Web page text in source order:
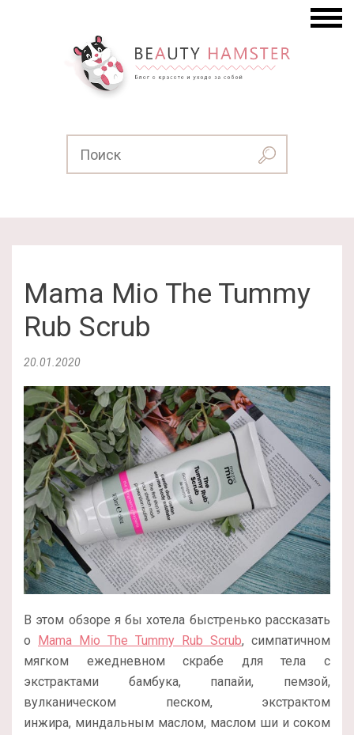
Mama Mio The Tummy
Rub Scrub
20.01.2020
В этом обзоре я бы хотела быстренько рассказать
о
Mama Mio The Tummy Rub Scrub, симпатичном
мягком ежедневном скрабе для тела с
экстрактами бамбука, папайи, пемзой,
вулканическом песком, экстрактом
инжира, миндальным маслом, маслом ши и соком